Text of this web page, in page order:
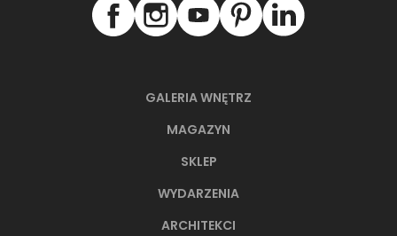
GALERIA WNĘTRZ
MAGAZYN
SKLEP
WYDARZENIA
ARCHITEKCI